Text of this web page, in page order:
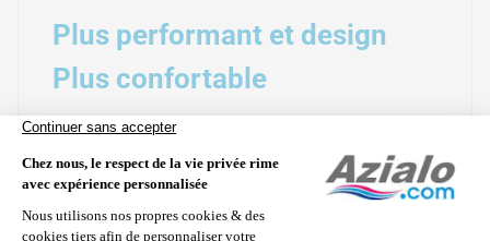
Plus performant et design
Plus confortable
120 diffuseurs de bulles
Filtration incluse débit : 1,7 m3/h
Pompe à air et à bulles : 800 W
Chauffage : 2200 W
Sécurité : Se bloque à 40°C